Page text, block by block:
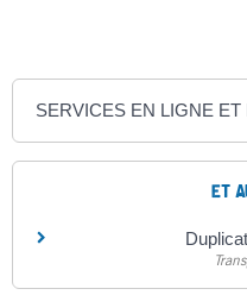
SERVICES EN LIGNE
ET